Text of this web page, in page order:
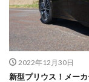
2022年12月30日
新型プリウス！メー